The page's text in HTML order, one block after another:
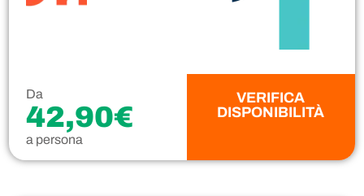
Da
42,90€
a persona
VERIFICA
DISPONIBILITÀ